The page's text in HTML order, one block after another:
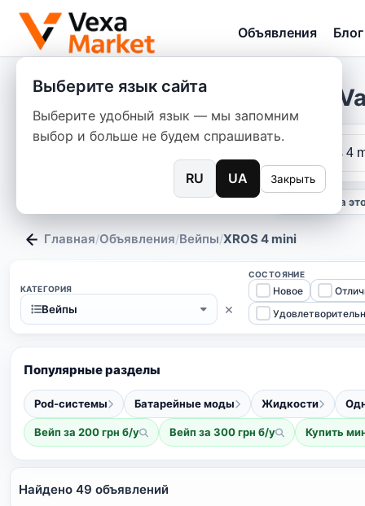
Объявления Блог
Выберите язык сайта
Выберите удобный язык — мы запомним
выбор и больше не будем спрашивать.
RU UA Закрыть
только на
Главная/Объявления/Вейпы/XROS 4 mini
КАТЕГОРИЯ
Вейпы ×
СОСТОЯНИЕ
Новое
Популярные разделы
Pod-системы Батарейные моды Жидкости
Вейп за 200 грн б/у Вейп за 300 грн б/у Купить
Найдено 49 объявлений